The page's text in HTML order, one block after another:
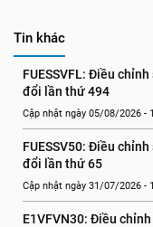
Tin khác
FUESSVFL: Điều
đổi lần thứ 494
Cập nhật ngày 05/08/2026 -
FUESSV50: Điều
đổi lần thứ 65
Cập nhật ngày 31/07/2026 -
E1VFVN30: Điều